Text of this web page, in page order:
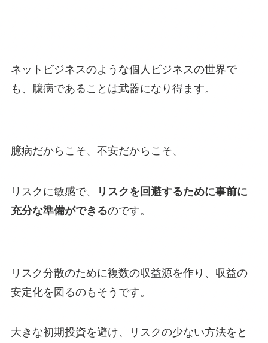
ネットビジネスのような個人ビジネスの世界で
も、臆病であることは武器になり得ます。
臆病だからこそ、不安だからこそ、
リスクに敏感で、
リスクを回避するために事前に
充分な準備ができるのです。
リスク分散のために複数の収益源を作り、収益の
安定化を図るのもそうです。
大きな初期投資を避け、リスクの少ない方法をと